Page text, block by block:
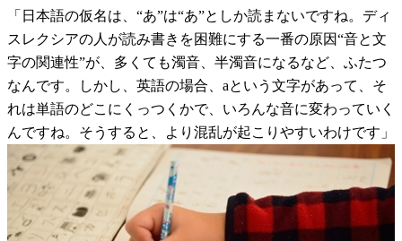
「日本語の仮名は、“あ”は“あ”としか読まないですね。ディ
スレクシアの人が読み書きを困難にする一番の原因“音と文
字の関連性”が、多くても濁音、半濁音になるなど、ふたつ
なんです。しかし、英語の場合、aという文字があって、そ
れは単語のどこにくっつくかで、いろんな音に変わっていく
んですね。そうすると、より混乱が起こりやすいわけです」